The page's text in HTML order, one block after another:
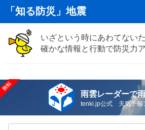
「知る防災」地震
いざという時にあわてない
確かな情報と行動で防災力
雨雲レーダーで
tenki.jp公式 天気予報